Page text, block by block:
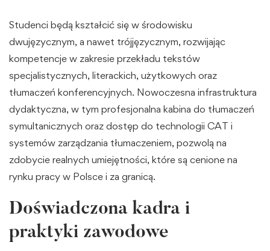
Studenci będą kształcić się w środowisku
dwujęzycznym, a nawet trójjęzycznym, rozwijając
kompetencje w zakresie przekładu tekstów
specjalistycznych, literackich, użytkowych oraz
tłumaczeń konferencyjnych. Nowoczesna infrastruktura
dydaktyczna, w tym profesjonalna kabina do tłumaczeń
symultanicznych oraz dostęp do technologii CAT i
systemów zarządzania tłumaczeniem, pozwolą na
zdobycie realnych umiejętności, które są cenione na
rynku pracy w Polsce i za granicą.
Doświadczona kadra i
praktyki zawodowe